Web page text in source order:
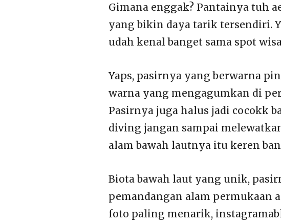
Gimana enggak? Pantainya tuh
yang bikin daya tarik tersendiri.
udah kenal banget sama spot
Yaps, pasirnya yang berwarna
warna yang mengagumkan di
Pasirnya juga halus jadi cocokk
diving jangan sampai
alam bawah lautnya itu keren
Biota bawah laut yang unik,
pemandangan alam permukaan
foto paling menarik,